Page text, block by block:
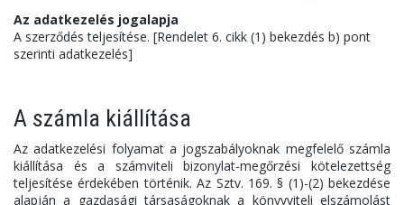
Az adatkezelés jogalapja
A szerződés teljesítése. [Rendelet 6. cikk (1) bekezdés b) pont
szerinti adatkezelés]
A számla kiállítása
Az adatkezelési folyamat a jogszabályoknak megfelelő számla
kiállítása és a számviteli bizonylat-megőrzési kötelezettség
teljesítése érdekében történik. Az Sztv. 169. § (1)-(2) bekezdése
alapján a gazdasági társaságoknak a könyvviteli elszámolást